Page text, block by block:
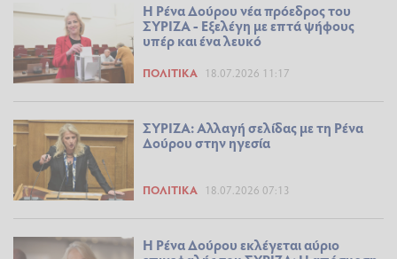
Η Ρένα Δούρου νέα πρόεδρος του
ΣΥΡΙΖΑ - Εξελέγη με επτά ψήφους
υπέρ και ένα λευκό
ΠΟΛΙΤΙΚΆ 18.07.2026 11:17
ΣΥΡΙΖΑ: Αλλαγή σελίδας με τη Ρένα
Δούρου στην ηγεσία
ΠΟΛΙΤΙΚΆ 18.07.2026 07:13
Η Ρένα Δούρου εκλέγεται αύριο